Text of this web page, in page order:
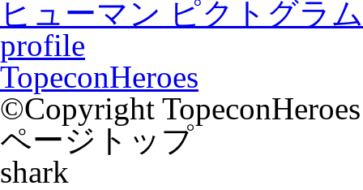
ヒューマン ピクトグラ
profile
TopeconHeroes
©Copyright
ページトップ
shark